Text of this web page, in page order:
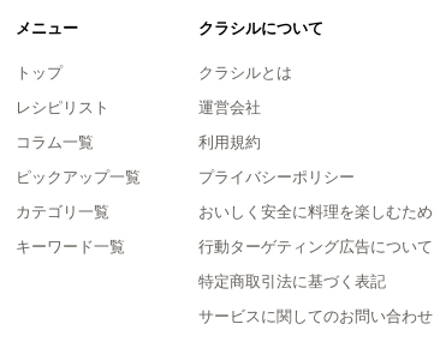
メニュー
トップ
レシピリスト
コラム一覧
ピックアップ一覧
カテゴリ一覧
キーワード一覧
クラシルについて
クラシルとは
運営会社
利用規約
プライバシーポリシー
おいしく安全に料理を楽しむため
行動ターゲティング広告について
特定商取引法に基づく表記
サービスに関してのお問い合わせ